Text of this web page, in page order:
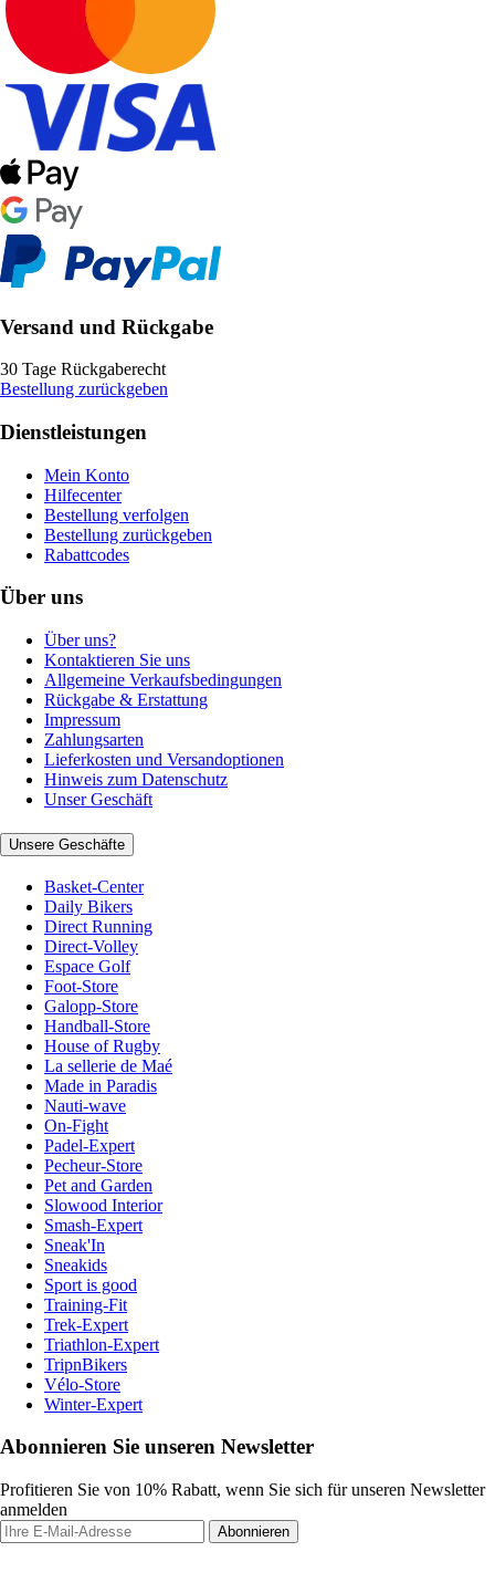
Versand und Rückgabe
30 Tage Rückgaberecht
Bestellung zurückgeben
Dienstleistungen
Mein Konto
Hilfecenter
Bestellung verfolgen
Bestellung zurückgeben
Rabattcodes
Über uns
Über uns?
Kontaktieren Sie uns
Allgemeine Verkaufsbedingungen
Rückgabe & Erstattung
Impressum
Zahlungsarten
Lieferkosten und Versandoptionen
Hinweis zum Datenschutz
Unser Geschäft
Unsere Geschäfte
Basket-Center
Daily Bikers
Direct Running
Direct-Volley
Espace Golf
Foot-Store
Galopp-Store
Handball-Store
House of Rugby
La sellerie de Maé
Made in Paradis
Nauti-wave
On-Fight
Padel-Expert
Pecheur-Store
Pet and Garden
Slowood Interior
Smash-Expert
Sneak'In
Sneakids
Sport is good
Training-Fit
Trek-Expert
Triathlon-Expert
TripnBikers
Vélo-Store
Winter-Expert
Abonnieren Sie unseren Newsletter
Profitieren Sie von 10% Rabatt, wenn Sie sich für unseren Newsletter
anmelden
Abonnieren